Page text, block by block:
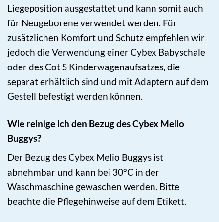
Liegeposition ausgestattet und kann somit auch
für Neugeborene verwendet werden. Für
zusätzlichen Komfort und Schutz empfehlen wir
jedoch die Verwendung einer Cybex Babyschale
oder des Cot S Kinderwagenaufsatzes, die
separat erhältlich sind und mit Adaptern auf dem
Gestell befestigt werden können.
Wie reinige ich den Bezug des Cybex Melio
Buggys?
Der Bezug des Cybex Melio Buggys ist
abnehmbar und kann bei 30°C in der
Waschmaschine gewaschen werden. Bitte
beachte die Pflegehinweise auf dem Etikett.